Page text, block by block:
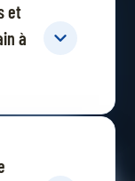
et
à